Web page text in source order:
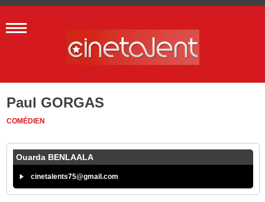
Paul GORGAS
COMÉDIEN
Ouarda BENLAALA
cinetalents75@gmail.com